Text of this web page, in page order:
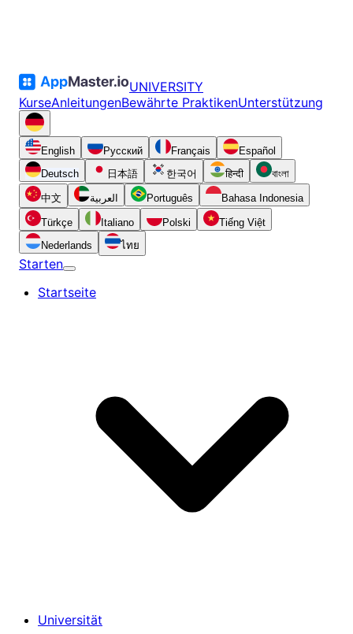
UNIVERSITY
KurseAnleitungenBewährte PraktikenUnterstützung
English Русский Français
Español
Deutsch
日本語 한국어 हिन्दी বাংলা
中文 العربية Português Bahasa Indonesia
Türkçe Italiano Polski
Tiếng Việt
Nederlands
ไทย
Starten
Startseite
Universität